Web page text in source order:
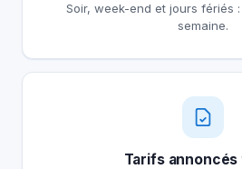
Soir, week-end et jours fériés
semaine.
Tarifs